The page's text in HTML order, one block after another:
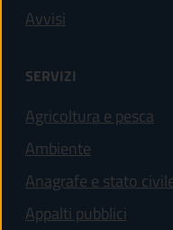
Avvisi
SERVIZI
Agricoltura e pesca
Ambiente
Anagrafe e stato
Appalti pubblici